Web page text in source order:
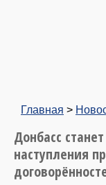
Главная >
Донбасс
наступления